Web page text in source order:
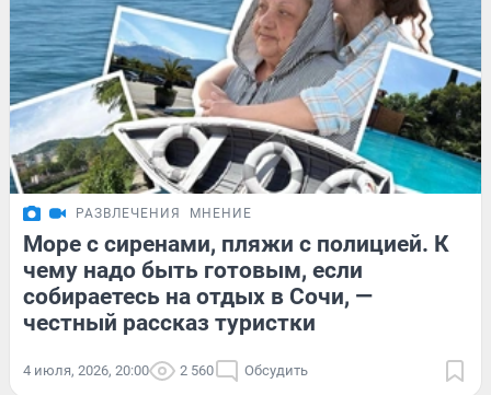
РАЗВЛЕЧЕНИЯ МНЕНИЕ
Море с сиренами, пляжи с полицией. К
чему надо быть готовым, если
собираетесь на отдых в Сочи, —
честный рассказ туристки
4 июля, 2026, 20:00 2 560 Обсудить